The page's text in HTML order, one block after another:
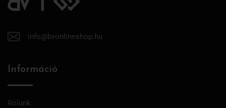
info@bvonlineshop.hu
Információ
Rólunk